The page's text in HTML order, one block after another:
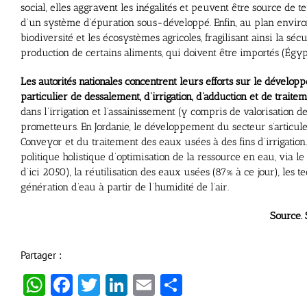
social, elles aggravent les inégalités et peuvent être source de
d’un système d’épuration sous-développé. Enfin, au plan
biodiversité et les écosystèmes agricoles, fragilisant ainsi la
production de certains aliments, qui doivent être importés
Les autorités nationales concentrent leurs efforts sur le
particulier de dessalement, d’irrigation, d’adduction et de
dans l’irrigation et l’assainissement (y compris de valorisation
prometteurs. En Jordanie, le développement du secteur
Conveyor et du traitement des eaux usées à des fins
politique holistique d’optimisation de la ressource en eau, via
d’ici 2050), la réutilisation des eaux usées (87% à ce jour), les
génération d’eau à partir de l’humidité de l’air.
Source.
Partager :
WhatsApp
Facebook
Twitter
LinkedIn
Email